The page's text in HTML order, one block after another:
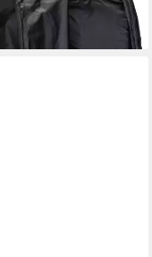
- in 2-3 Werktagen bei dir